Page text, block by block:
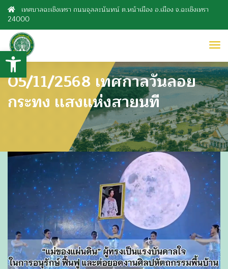
เทศบาลฉะเชิงเทรา ถนนจุลละนันทน์ ต.หน้าเมือง อ.เมือง จ.ฉะเชิงเทรา
24000
05/11/2568 เทศกาลวันลอย
กระทง เเสงแห่งสายนที
Open toolbar